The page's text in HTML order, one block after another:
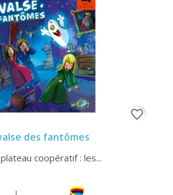
des fantômes
coopératif : les...
favorite_border